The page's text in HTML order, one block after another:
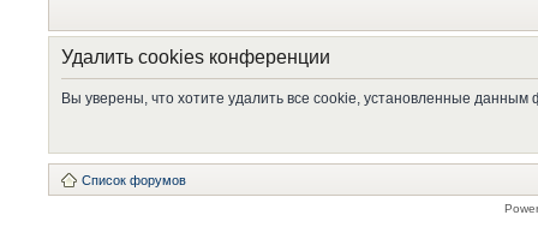
Удалить cookies конференции
Вы уверены, что хотите удалить все cookie, установленные
Список форумов